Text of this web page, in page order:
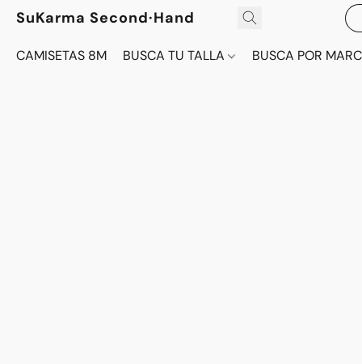
SuKarma Second·Hand
CAMISETAS 8M BUSCA TU TALLA BUSCA POR